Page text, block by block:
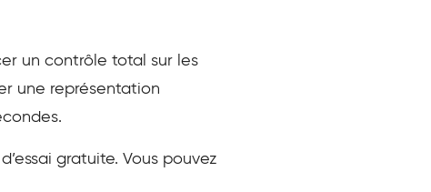
un contrôle total sur les
une représentation
gratuite. Vous pouvez